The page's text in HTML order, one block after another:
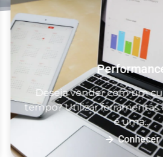
Performance
Deseja vender com um curto
tempo? Utilizar ferramentas de
é uma...
Conhecer